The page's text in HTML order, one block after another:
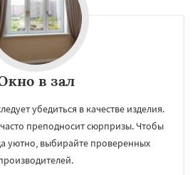
Клин
Дулево
Луховицы
Можайск Мытищи
в зал
убедиться в качестве изделия.
преподносит сюрпризы. Чтобы
уютно, выбирайте проверенных
на обработку персональных данных